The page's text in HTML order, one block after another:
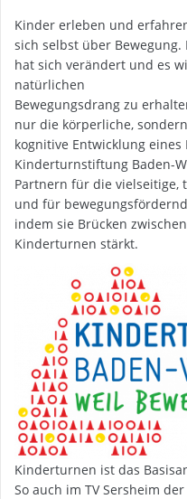
Kinder erleben und
sich selbst über
hat sich verändert und es
natürlichen
Bewegungsdrang zu
nur die körperliche,
kognitive Entwicklung
Kinderturnstiftung Baden-
Partnern für die vielseitige,
und für
indem sie Brücken
Kinderturnen stärkt.
Kinderturnen ist das
So auch im TV Sersheim